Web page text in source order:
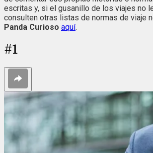
escritas y, si el gusanillo de los viajes no
consulten otras listas de normas de viaje
Panda Curioso aquí.
#1